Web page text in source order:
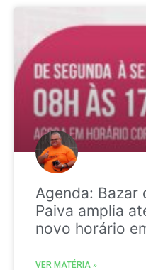
Agenda: Bazar
Paiva amplia
novo horário
VER MATÉRIA »